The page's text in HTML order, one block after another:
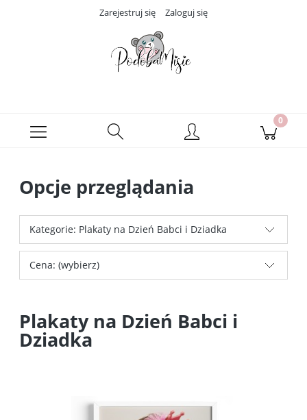
Zarejestruj się Zaloguj się
Opcje przeglądania
Kategorie: Plakaty na Dzień Babci i Dziadka
Cena: (wybierz)
Plakaty na Dzień Babci i
Dziadka